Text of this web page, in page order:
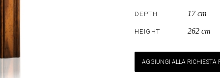
DEPTH 17 cm
HEIGHT 262 cm
AGGIUNGI ALLA RICHIESTA